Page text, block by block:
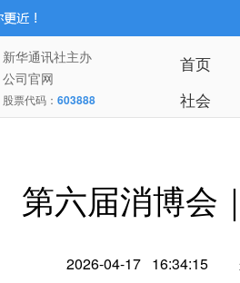
新华通讯社主办
公司官网
股票代码： 603888
首页
社会
第六届消博会
2026-04-17 16:34:15